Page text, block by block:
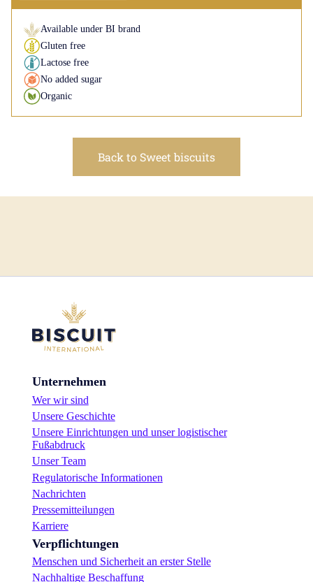
Available under BI brand
Gluten free
Lactose free
No added sugar
Organic
Back to Sweet biscuits
Unternehmen
Wer wir sind
Unsere Geschichte
Unsere Einrichtungen und unser logistischer
Fußabdruck
Unser Team
Regulatorische Informationen
Nachrichten
Pressemitteilungen
Karriere
Verpflichtungen
Menschen und Sicherheit an erster Stelle
Nachhaltige Beschaffung